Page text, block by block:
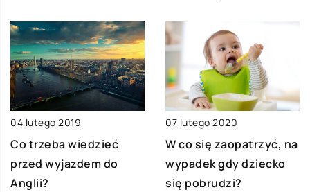
04 lutego 2019
Co trzeba wiedzieć
przed wyjazdem do
Anglii?
07 lutego 2020
W co się zaopatrzyć, na
wypadek gdy dziecko
się pobrudzi?